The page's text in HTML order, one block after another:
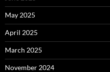
May 2025
April 2025
March 2025
November 2024